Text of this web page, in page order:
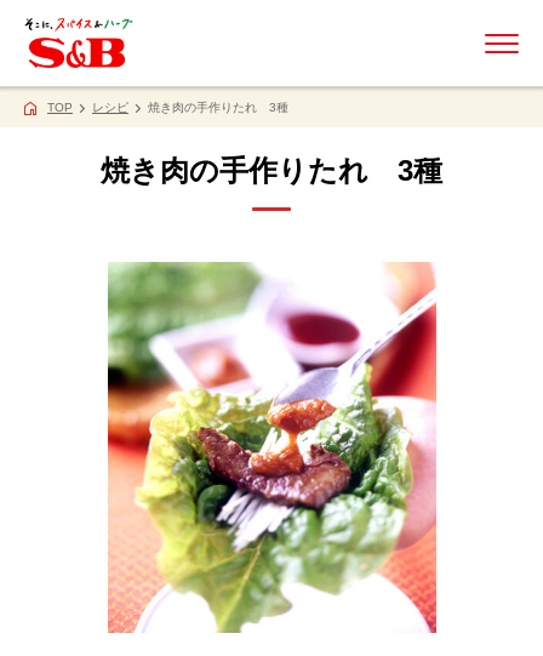
TOP レシピ 焼き肉の手作りたれ 3種
焼き肉の手作りたれ 3種